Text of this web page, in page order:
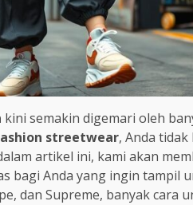
kini semakin digemari oleh
streetwear, Anda
artikel ini, kami akan
bagi Anda yang ingin tampil
dan Supreme, banyak cara